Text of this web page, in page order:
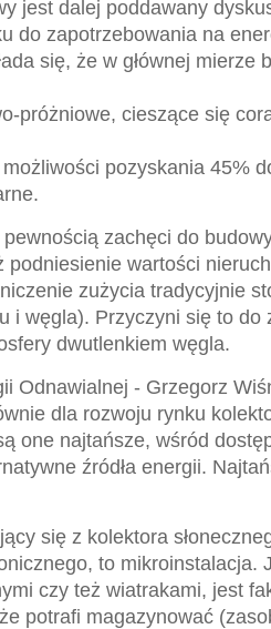
jest dalej poddawany
do zapotrzebowania na
się, że w głównej mierze
próżniowe, cieszące się
pozyskania 45%
zachęci do
podniesienie wartości
zużycia tradycyjnie
i węgla). Przyczyni się to do
dwutlenkiem węgla.
Odnawialnej - Grzegorz
dla rozwoju rynku
one najtańsze, wśród
źródła energii.
się z kolektora
to mikroinstalacja.
czy też wiatrakami, jest
potrafi magazynować